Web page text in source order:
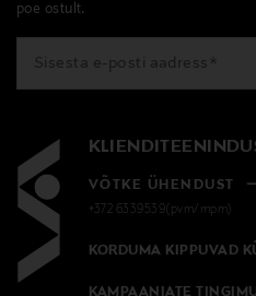
poe ostult.
VÕTKE ÜHENDUST
+372 6339539(pvm/mpm)
KORDUMA KIPPUVAD
KAMPAANIATE